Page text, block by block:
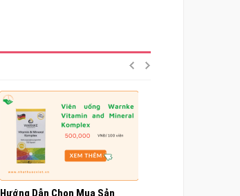
Hướng Dẫn Chọn Mua Sản